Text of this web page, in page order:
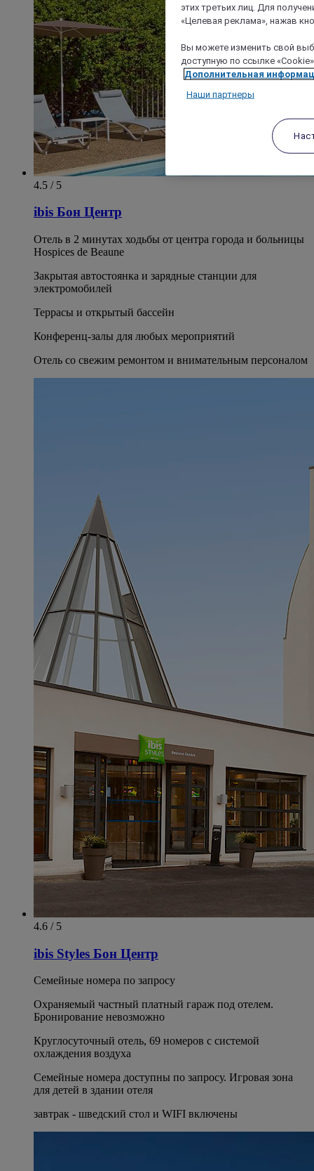
4.5 / 5
ibis Бон Центр
Отель в 2 минутах ходьбы от центра города и больницы
Hospices de Beaune
Закрытая автостоянка и зарядные станции для
электромобилей
Террасы и открытый бассейн
Конференц-залы для любых мероприятий
Отель со свежим ремонтом и внимательным персоналом
4.6 / 5
ibis Styles Бон Центр
Семейные номера по запросу
Охраняемый частный платный гараж под отелем.
Бронирование невозможно
Круглосуточный отель, 69 номеров с системой
охлаждения воздуха
Семейные номера доступны по запросу. Игровая зона
для детей в здании отеля
завтрак - шведский стол и WIFI включены
этих третьих лиц. Для
«Целевая реклама», нажав
Вы можете изменить свой
доступную по ссылке
Дополнительная
Наши партнеры